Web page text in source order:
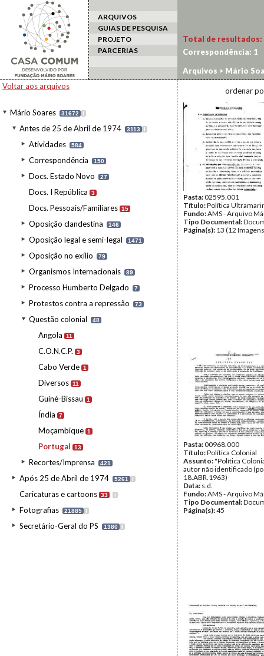
ARQUIVOS
GUIAS DE PESQUISA
PROJETO
PARCERIAS
Voltar aos arquivos
Mário Soares 31672 I
Antes de 25 de Abril de 1974 3113 I
Atividades 584
Correspondência 150
Docs. Estado Novo 27
Docs. I República 3
Docs. Pessoais/Familiares 15
Oposição clandestina 146
Oposição legal e semi-legal 1471
Oposição no exílio 79
Organismos Internacionais 89
Processo Humberto Delgado 7
Protestos contra a repressão 73
Questão colonial 48
Angola 11
C.O.N.C.P. 3
Cabo Verde 1
Diversos 11
Guiné-Bissau 1
Índia 7
Moçambique 1
Portugal 13
Recortes/Imprensa 421
Após 25 de Abril de 1974 5261 I
Caricaturas e cartoons 33 I
Fotografias 21885 I
Secretário-Geral do PS 1380 I
Total de resultados:
Correspondência: 1
Arquivos > Mário
ordenar
Pasta:02595.001
Título:Política
Fundo:AMS - Arquivo
Tipo Documental:
Página(s): 13 (12
Pasta:00968.000
Título:Política Colonial
Assunto:"Política
autor não identificado
18.ABR.1963)
Data: s.d.
Fundo:AMS - Arquivo
Tipo Documental:
Página(s):45